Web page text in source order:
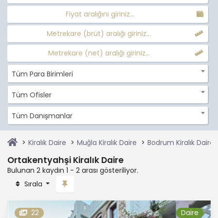
Fiyat aralığını giriniz...
Metrekare (brüt) aralığı giriniz...
Metrekare (net) aralığı giriniz...
Tüm Para Birimleri
Tüm Ofisler
Tüm Danışmanlar
Kiralık Daire Muğla Kiralık Daire Bodrum Kiralık Daire
Ortakentyahşi Kiralık Daire
Bulunan 2 kaydın 1 - 2 arası gösteriliyor.
Sırala
22 Daire